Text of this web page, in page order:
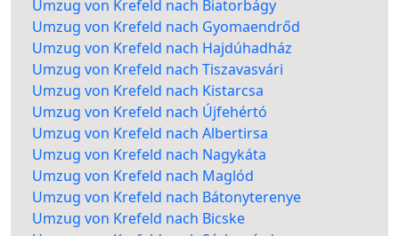
Umzug von Krefeld nach Biatorbágy
Umzug von Krefeld nach Gyomaendrőd
Umzug von Krefeld nach Hajdúhadház
Umzug von Krefeld nach Tiszavasvári
Umzug von Krefeld nach Kistarcsa
Umzug von Krefeld nach Újfehértó
Umzug von Krefeld nach Albertirsa
Umzug von Krefeld nach Nagykáta
Umzug von Krefeld nach Maglód
Umzug von Krefeld nach Bátonyterenye
Umzug von Krefeld nach Bicske